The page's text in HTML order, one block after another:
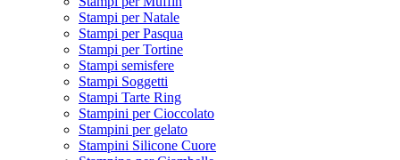
Stampi per Natale
Stampi per Pasqua
Stampi per Tortine
Stampi semisfere
Stampi Soggetti
Stampi Tarte Ring
Stampini per Cioccolato
Stampini per gelato
Stampini Silicone Cuore